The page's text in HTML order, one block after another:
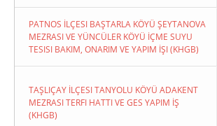
PATNOS İLÇESI BAŞTARLA KÖYÜ ŞEYTANOVA
MEZRASI VE YÜNCÜLER KÖYÜ İÇME SUYU
TESISI BAKIM, ONARIM VE YAPIM İŞI (KHGB)
TAŞLIÇAY İLÇESI TANYOLU KÖYÜ ADAKENT
MEZRASI TERFI HATTI VE GES YAPIM İŞ
(KHGB)